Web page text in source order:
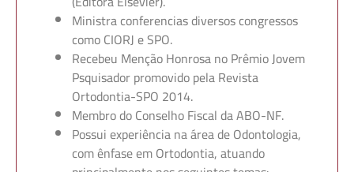
Ministra conferencias diversos congressos
como CIORJ e SPO.
Recebeu Menção Honrosa no Prêmio Jovem
Psquisador promovido pela Revista
Ortodontia-SPO 2014.
Membro do Conselho Fiscal da ABO-NF.
Possui experiência na área de Odontologia,
com ênfase em Ortodontia, atuando